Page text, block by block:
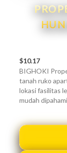
$10.17
BIGHOKI
tanah ruko
lokasi fasilitas
mudah